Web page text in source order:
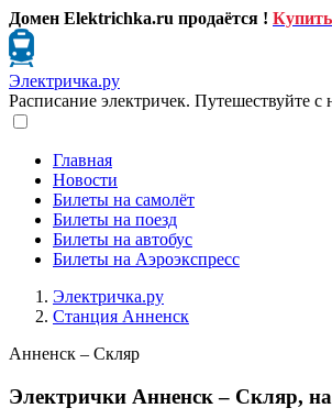
Домен Elektrichka.ru продаётся !
Электричка.ру
Расписание электричек. Путешествуйте с
Главная
Новости
Билеты на самолёт
Билеты на поезд
Билеты на автобус
Билеты на Аэроэкспресс
Электричка.ру
Станция Анненск
Анненск – Скляр
Электрички Анненск – Скляр, на